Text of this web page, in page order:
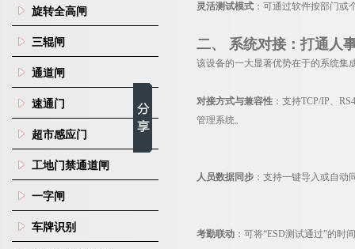
旋转全高闸
三辊闸
通道闸
速通门
超市感应门
工地门禁通道闸
一字闸
车牌识别
灵活测试模式 ：可通过软件按部门或
二、 系统对接：打通人
该设备的一大显著优势在于的系统集
对接方式与兼容性 ：支持TCP/IP、
管理系统。
人员数据同步 ：支持一键导入或自
考勤联动 ：可将“ESD测试通过”的